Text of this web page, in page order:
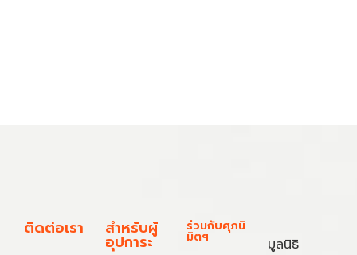
ติดต่อเรา สำหรับผู้
อุปการะ
ร่วมกับศุภนิ
มิตฯ
มูลนิธิ